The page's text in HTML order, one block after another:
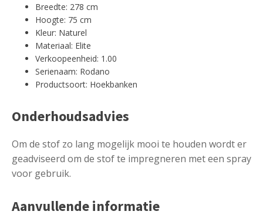
Breedte: 278 cm
Hoogte: 75 cm
Kleur: Naturel
Materiaal: Elite
Verkoopeenheid: 1.00
Serienaam: Rodano
Productsoort: Hoekbanken
Onderhoudsadvies
Om de stof zo lang mogelijk mooi te houden wordt er
geadviseerd om de stof te impregneren met een spray
voor gebruik.
Aanvullende informatie